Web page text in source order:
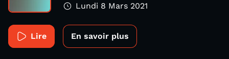
Lundi 8 Mars 2021
Lire En savoir plus